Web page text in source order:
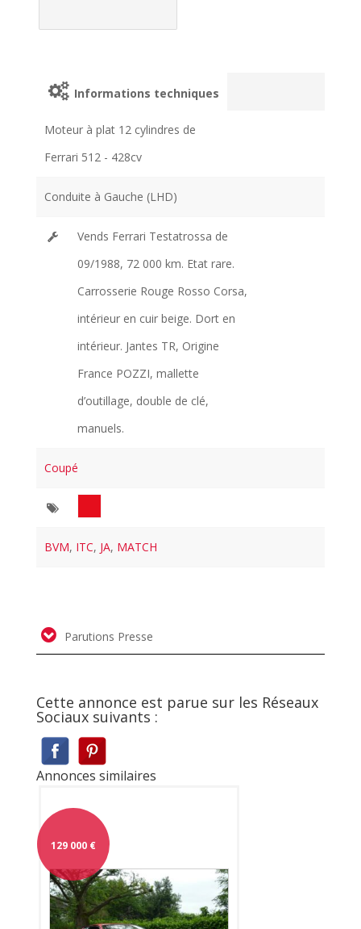
Informations techniques
Moteur à plat 12 cylindres de
Ferrari 512 - 428cv
Conduite à Gauche (LHD)
Vends Ferrari Testatrossa de
09/1988, 72 000 km. Etat rare.
Carrosserie Rouge Rosso Corsa,
intérieur en cuir beige. Dort en
intérieur. Jantes TR, Origine
France POZZI, mallette
d’outillage, double de clé,
manuels.
Coupé
BVM, ITC, JA, MATCH
Parutions Presse
Cette annonce est parue sur les Réseaux
Sociaux suivants :
Annonces similaires
129 000 €